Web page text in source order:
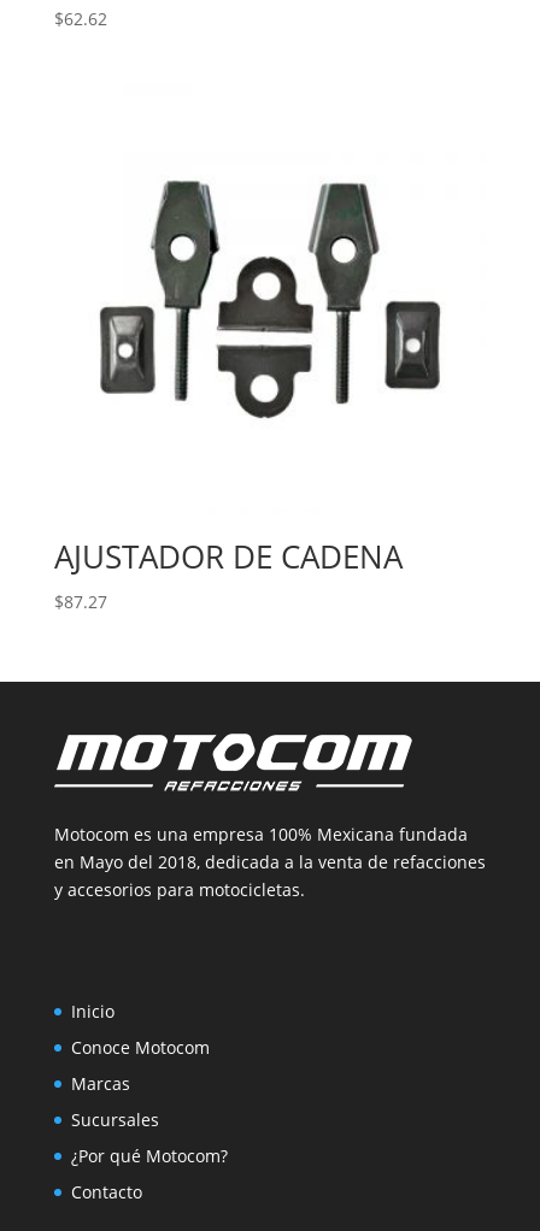
$62.62
AJUSTADOR DE CADENA
$87.27
Motocom es una empresa 100% Mexicana fundada
en Mayo del 2018, dedicada a la venta de refacciones
y accesorios para motocicletas.
Inicio
Conoce Motocom
Marcas
Sucursales
¿Por qué Motocom?
Contacto